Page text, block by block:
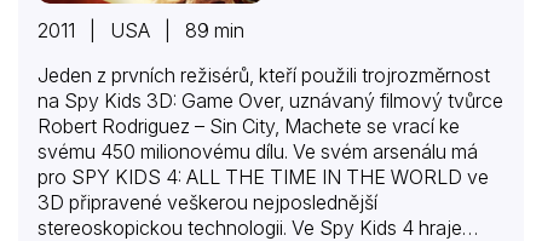
2011 | USA | 89 min
Jeden z prvních režisérů, kteří použili trojrozměrnost
na Spy Kids 3D: Game Over, uznávaný filmový tvůrce
Robert Rodriguez – Sin City, Machete se vrací ke
svému 450 milionovému dílu. Ve svém arsenálu má
pro SPY KIDS 4: ALL THE TIME IN THE WORLD ve
3D připravené veškerou nejposlednější
stereoskopickou technologii. Ve Spy Kids 4 hraje